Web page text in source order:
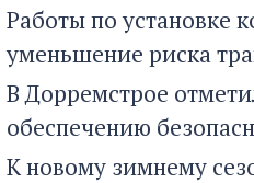
Работы по установке
уменьшение риска
В Дорремстрое
обеспечению
К новому зимнему